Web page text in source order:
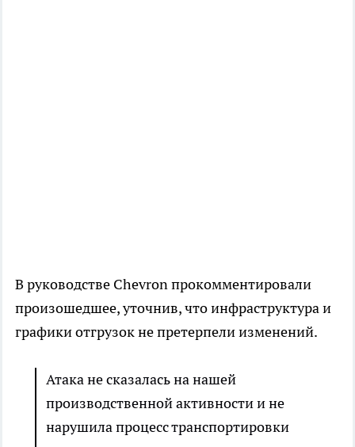
В руководстве Chevron прокомментировали
произошедшее, уточнив, что инфраструктура и
графики отгрузок не претерпели изменений.
Атака не сказалась на нашей
производственной активности и не
нарушила процесс транспортировки